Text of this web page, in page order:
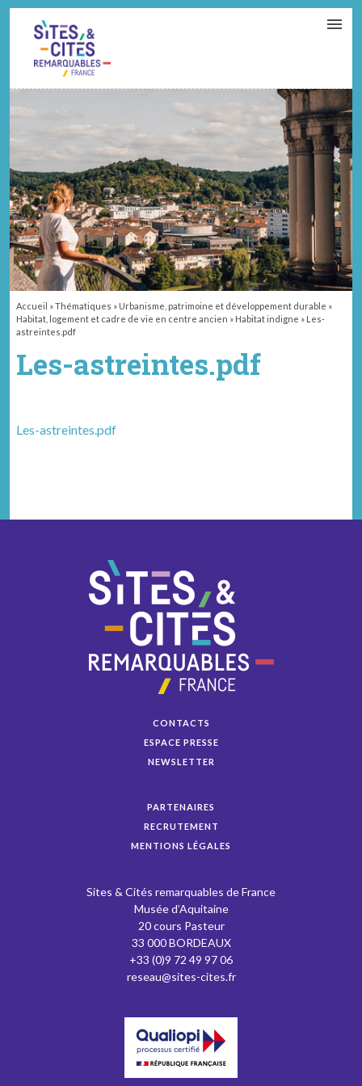
Accueil »Thématiques » Urbanisme, patrimoine et développement durable »
Habitat, logement et cadre de vie en centre ancien » Habitat indigne » Les-
astreintes.pdf
Les-astreintes.pdf
Les-astreintes.pdf
CONTACTS
ESPACE PRESSE
NEWSLETTER
PARTENAIRES
RECRUTEMENT
MENTIONS LÉGALES
Sites & Cités remarquables de France
Musée d’Aquitaine
20 cours Pasteur
33 000 BORDEAUX
+33 (0)9 72 49 97 06
reseau@sites-cites.fr